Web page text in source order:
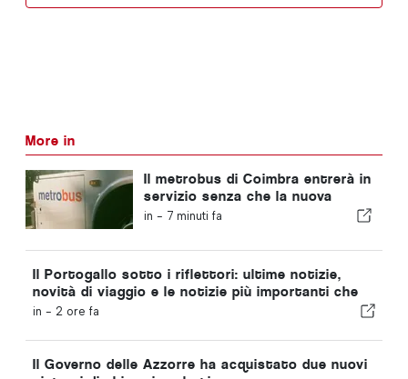
More in
Il metrobus di Coimbra entrerà in
servizio senza che la nuova
funzionalità sia stata
in - 7 minuti fa
Il Portogallo sotto i riflettori: ultime notizie,
novità di viaggio e le notizie più importanti che
fanno scalpore
in - 2 ore fa
Il Governo delle Azzorre ha acquistato due nuovi